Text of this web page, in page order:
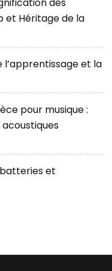
et Héritage de la
et la
pour musique :
et